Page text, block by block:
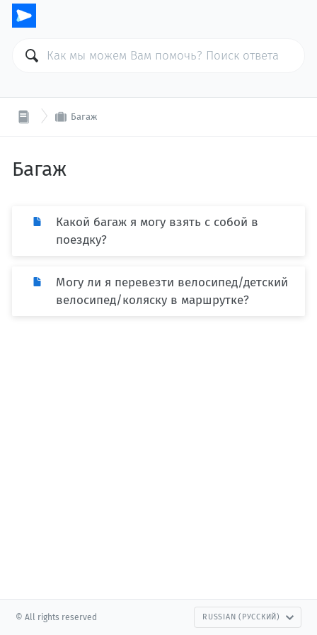
 Багаж
Багаж
Какой багаж я могу взять с собой в
поездку?
Могу ли я перевезти велосипед/детский
велосипед/коляску в маршрутке?
© All rights reserved RUSSIAN (РУССКИЙ)